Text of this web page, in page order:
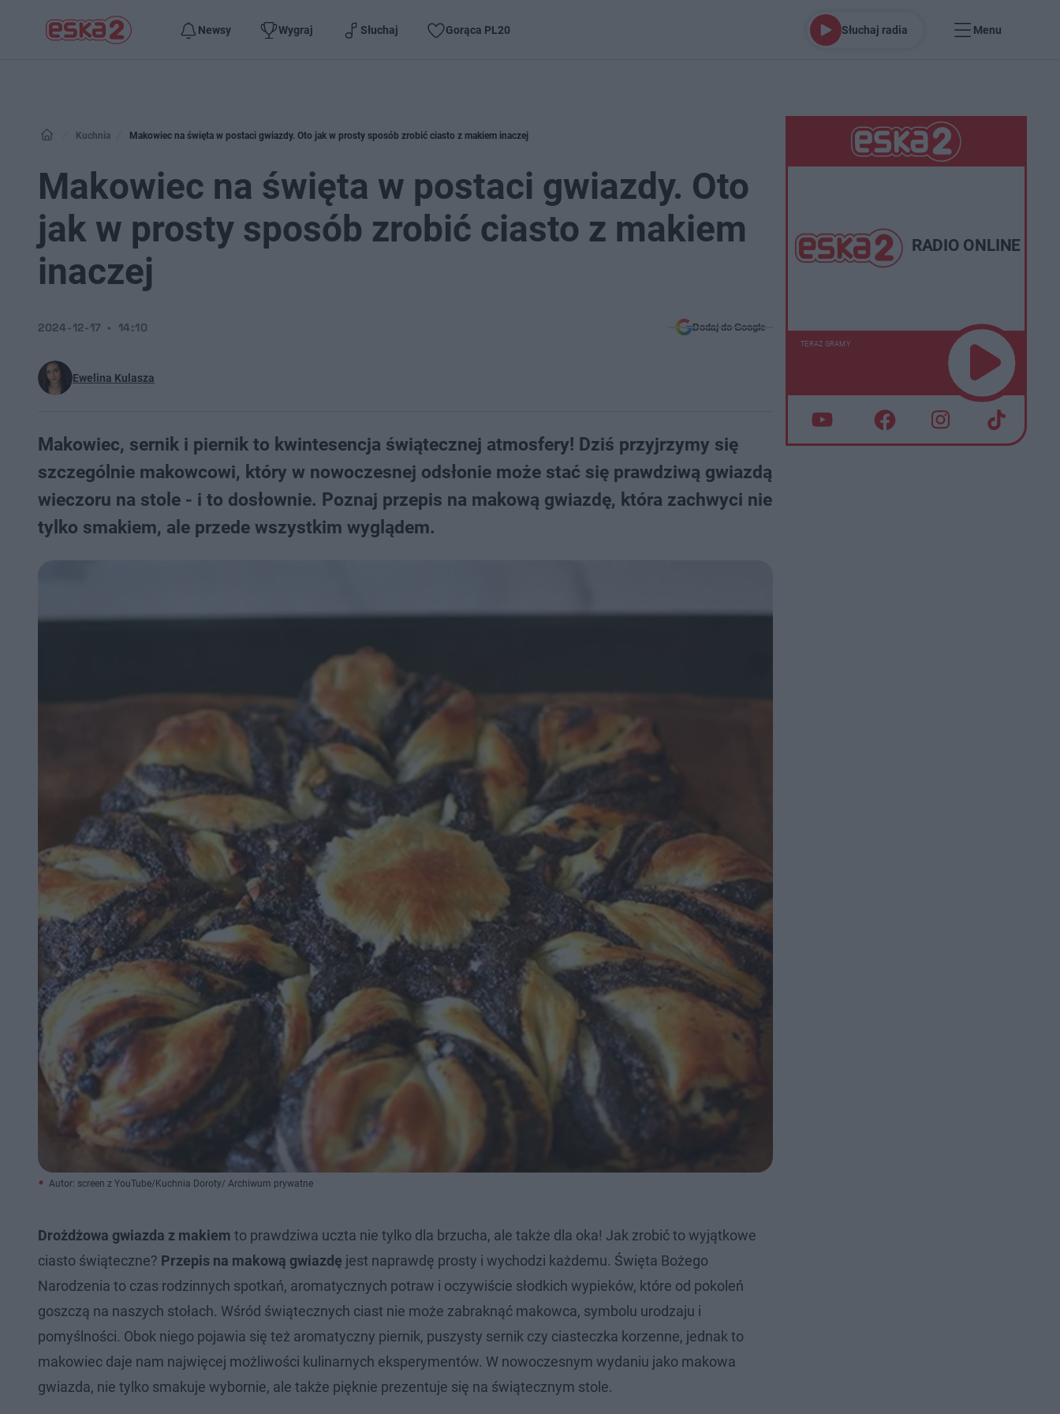
Newsy Wygraj Słuchaj Gorąca PL20 Słuchaj radia Menu
Kuchnia Makowiec na święta w postaci gwiazdy. Oto jak w prosty sposób zrobić ciasto z makiem inaczej
Makowiec na święta w postaci gwiazdy. Oto
jak w prosty sposób zrobić ciasto z makiem
inaczej
Ewelina Kulasza
2024-12-17 14:10 Dodaj do Google
Makowiec, sernik i piernik to kwintesencja świątecznej atmosfery! Dziś przyjrzymy się
szczególnie makowcowi, który w nowoczesnej odsłonie może stać się prawdziwą gwiazdą
wieczoru na stole - i to dosłownie. Poznaj przepis na makową gwiazdę, która zachwyci nie
tylko smakiem, ale przede wszystkim wyglądem.
Autor: screen z YouTube/Kuchnia Doroty/ Archiwum prywatne
Drożdżowa gwiazda z makiem to prawdziwa uczta nie tylko dla brzucha, ale także dla oka! Jak zrobić to wyjątkowe
ciasto świąteczne? Przepis na makową gwiazdę jest naprawdę prosty i wychodzi każdemu. Święta Bożego
Narodzenia to czas rodzinnych spotkań, aromatycznych potraw i oczywiście słodkich wypieków, które od pokoleń
goszczą na naszych stołach. Wśród świątecznych ciast nie może zabraknąć makowca, symbolu urodzaju i
pomyślności. Obok niego pojawia się też aromatyczny piernik, puszysty sernik czy ciasteczka korzenne, jednak to
makowiec daje nam najwięcej możliwości kulinarnych eksperymentów. W nowoczesnym wydaniu jako makowa
gwiazda, nie tylko smakuje wybornie, ale także pięknie prezentuje się na świątecznym stole.
RADIO ONLINE
TERAZ GRAMY